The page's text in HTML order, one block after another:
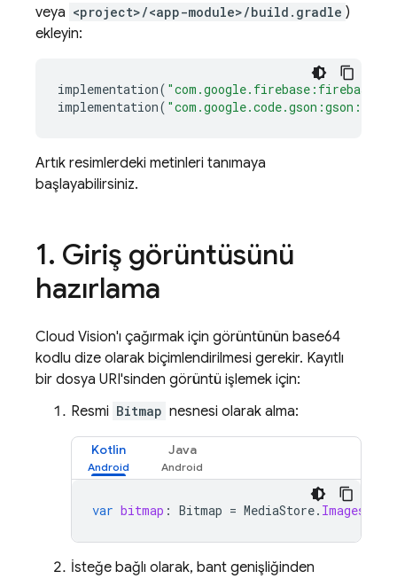
veya <project>/<app-module>/build.gradle )
ekleyin:
implementation( "com.google.firebase:firebase-
implementation(
Artık resimlerdeki metinleri tanımaya
başlayabilirsiniz.
1. Giriş görüntüsünü
hazırlama
Cloud Vision'ı çağırmak için görüntünün base64
kodlu dize olarak biçimlendirilmesi gerekir. Kayıtlı
bir dosya URI'sinden görüntü işlemek için:
Resmi Bitmap nesnesi olarak alma:
Kotlin Java
var bitmap : Bitmap = MediaStore. Images
İsteğe bağlı olarak, bant genişliğinden